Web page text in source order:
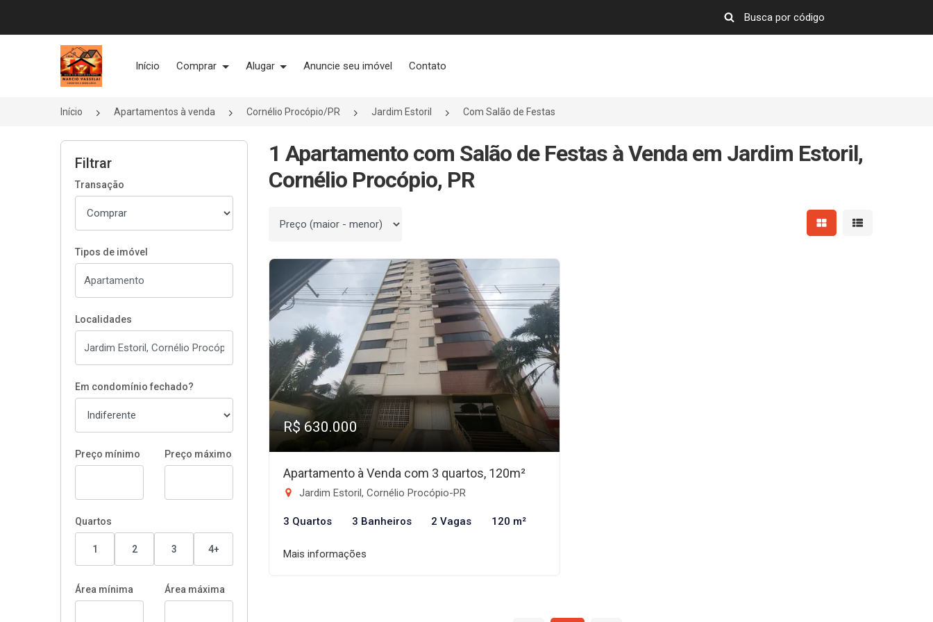
Página inicial
Início Comprar Alugar Anuncie seu imóvel Contato
Início Apartamentos à venda Cornélio Procópio/PR Jardim Estoril Com Salão de Festas
Filtrar
Transação
Tipos de imóvel
Localidades
Em condomínio fechado?
Preço mínimo Preço máximo
Quartos
1 2 3 4+
Área mínima Área máxima
1 Apartamento com Salão de Festas à Venda em Jardim Estoril,
Cornélio Procópio, PR
Ordenar por Mostrar resultados em
Mostrar
R$ 630.000
Apartamento à Venda com 3 quartos, 120m²
Jardim Estoril, Cornélio Procópio-PR
3 Quartos 3 Banheiros 2 Vagas 120 m²
Mais informações